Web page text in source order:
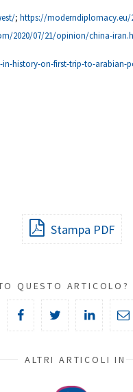
; https://moderndiplomacy.eu/
2020/07/21/opinion/china-
history-on-first-trip-to-arabian-
Stampa PDF
QUESTO ARTICOLO?
ALTRI ARTICOLI IN